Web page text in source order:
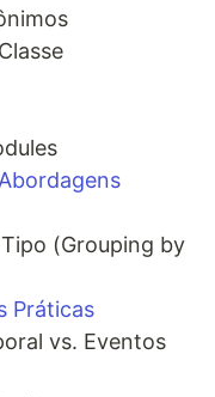
(Grouping by
Práticas
vs. Eventos